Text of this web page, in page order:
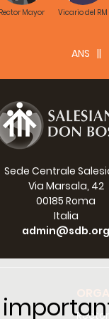
Rector Mayor Vicario del RM
ANS
Sede Centrale
Via Marsala, 42
00185 Roma
Italia
admin@sdb.org